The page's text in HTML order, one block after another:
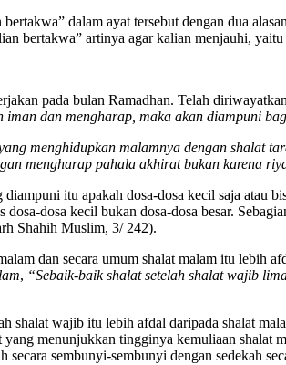
dalam ayat tersebut dengan dua
bertakwa” artinya agar kalian menjauhi,
pada bulan Ramadhan. Telah
dan mengharap, maka akan diampuni
menghidupkan malamnya dengan shalat
mengharap pahala akhirat bukan karena
itu apakah dosa-dosa kecil saja atau
dosa kecil bukan dosa-dosa besar.
Shahih Muslim, 3/ 242).
dan secara umum shalat malam itu lebih
, “Sebaik-baik shalat setelah shalat wajib
shalat wajib itu lebih afdal daripada shalat
yang menunjukkan tingginya kemuliaan
secara sembunyi-sembunyi dengan sedekah